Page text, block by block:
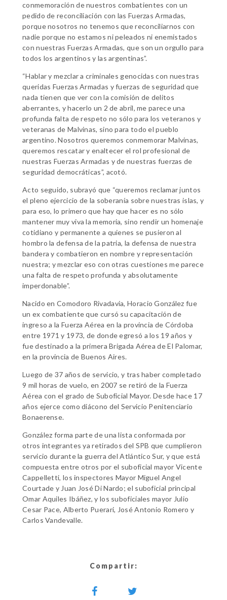
conmemoración de nuestros combatientes con un
pedido de reconciliación con las Fuerzas Armadas,
porque nosotros no tenemos que reconciliarnos con
nadie porque no estamos ni peleados ni enemistados
con nuestras Fuerzas Armadas, que son un orgullo para
todos los argentinos y las argentinas”.
“Hablar y mezclar a criminales genocidas con nuestras
queridas Fuerzas Armadas y fuerzas de seguridad que
nada tienen que ver con la comisión de delitos
aberrantes, y hacerlo un 2 de abril, me parece una
profunda falta de respeto no sólo para los veteranos y
veteranas de Malvinas, sino para todo el pueblo
argentino. Nosotros queremos conmemorar Malvinas,
queremos rescatar y enaltecer el rol profesional de
nuestras Fuerzas Armadas y de nuestras fuerzas de
seguridad democráticas”, acotó.
Acto seguido, subrayó que “queremos reclamar juntos
el pleno ejercicio de la soberanía sobre nuestras islas, y
para eso, lo primero que hay que hacer es no sólo
mantener muy viva la memoria, sino rendir un homenaje
cotidiano y permanente a quienes se pusieron al
hombro la defensa de la patria, la defensa de nuestra
bandera y combatieron en nombre y representación
nuestra; y mezclar eso con otras cuestiones me parece
una falta de respeto profunda y absolutamente
imperdonable”.
Nacido en Comodoro Rivadavia, Horacio González fue
un ex combatiente que cursó su capacitación de
ingreso a la Fuerza Aérea en la provincia de Córdoba
entre 1971 y 1973, de donde egresó a los 19 años y
fue destinado a la primera Brigada Aérea de El Palomar,
en la provincia de Buenos Aires.
Luego de 37 años de servicio, y tras haber completado
9 mil horas de vuelo, en 2007 se retiró de la Fuerza
Aérea con el grado de Suboficial Mayor. Desde hace 17
años ejerce como diácono del Servicio Penitenciario
Bonaerense.
González forma parte de una lista conformada por
otros integrantes ya retirados del SPB que cumplieron
servicio durante la guerra del Atlántico Sur, y que está
compuesta entre otros por el suboficial mayor Vicente
Cappelletti, los inspectores Mayor Miguel Angel
Courtade y Juan José Di Nardo; el suboficial principal
Omar Aquiles Ibáñez, y los suboficiales mayor Julio
Cesar Pace, Alberto Puerari, José Antonio Romero y
Carlos Vandevalle.
Compartir: